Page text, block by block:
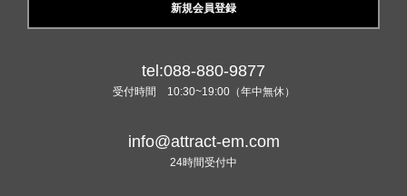
新規会員登録
tel:088-880-9877
受付時間 10:30~19:00（年中無休）
info@attract-em.com
24時間受付中